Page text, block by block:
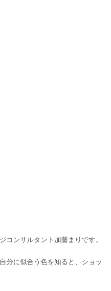
コンサルタント加藤まりです。
分に似合う色を知ると、ショッ